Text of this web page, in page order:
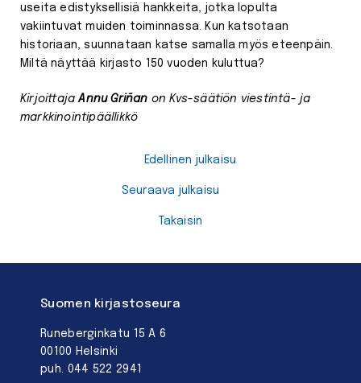
useita edistyksellisiä hankkeita, jotka lopulta
vakiintuvat muiden toiminnassa. Kun katsotaan
historiaan, suunnataan katse samalla myös eteenpäin.
Miltä näyttää kirjasto 150 vuoden kuluttua?
KirjoittajaAnnu Griñan on Kvs-säätiön viestintä- ja
markkinointipäällikkö
Edellinen julkaisu
Takaisin
Seuraava julkaisu
Suomen kirjastoseura
Runeberginkatu 15 A 6
00100 Helsinki
puh. 044 522 2941